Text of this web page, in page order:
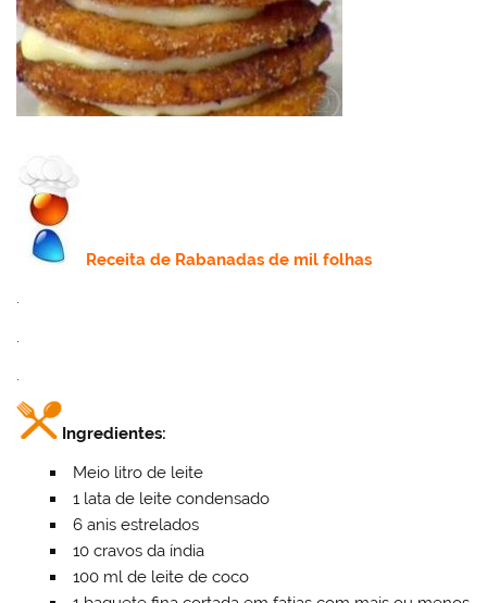
Receitade Rabanadas de mil folhas
.
.
Ingredientes:
Meio litro de leite
1 lata de leite condensado
6 anis estrelados
10 cravos da índia
100 ml de leite de coco